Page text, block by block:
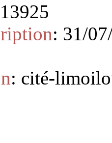
13925
: 31/
: cité-